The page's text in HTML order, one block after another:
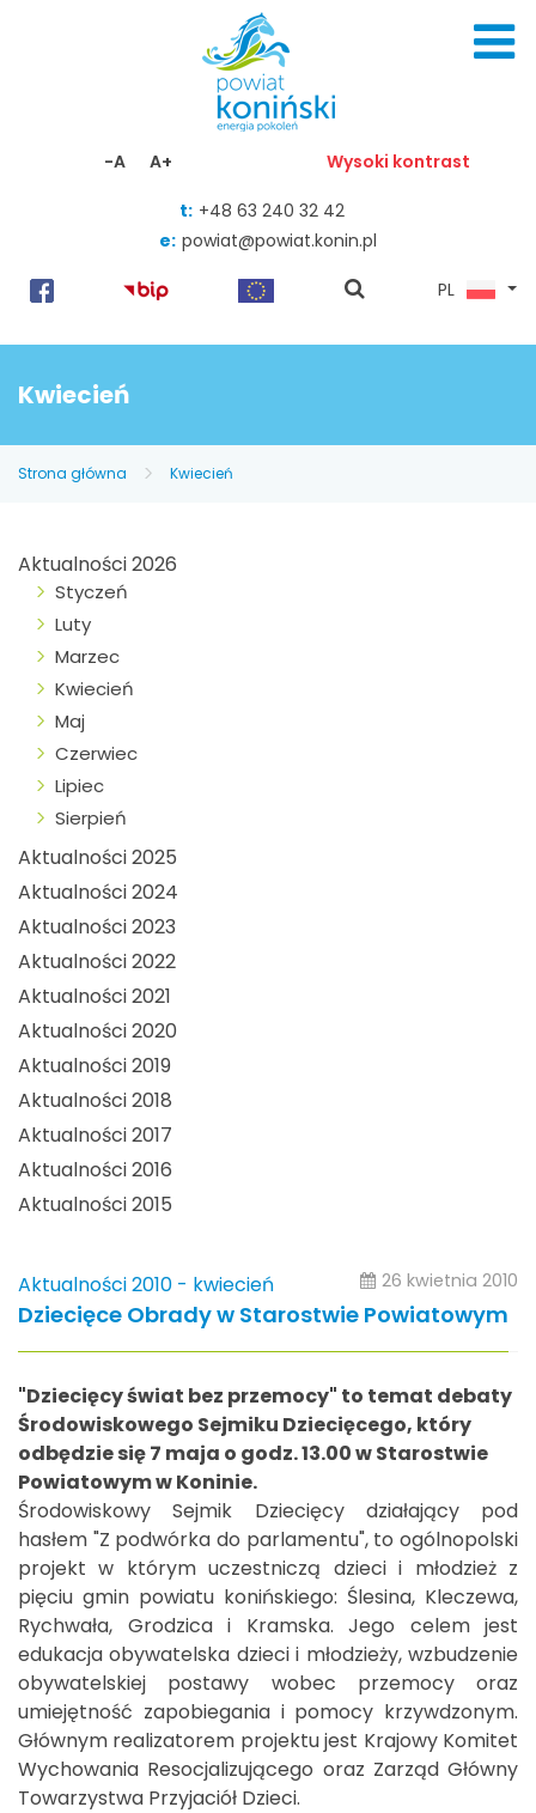
-A A+ Wysoki kontrast
t: +48 63 240 32 42
e: powiat@powiat.konin.pl
pokaż
PL
Kwiecień
Strona główna Kwiecień
Aktualności 2026
Styczeń
Luty
Marzec
Kwiecień
Maj
Czerwiec
Lipiec
Sierpień
Aktualności 2025
Aktualności 2024
Aktualności 2023
Aktualności 2022
Aktualności 2021
Aktualności 2020
Aktualności 2019
Aktualności 2018
Aktualności 2017
Aktualności 2016
Aktualności 2015
Aktualności 2010 - kwiecień 26 kwietnia 2010
Dziecięce Obrady w Starostwie Powiatowym
"Dziecięcy świat bez przemocy" to temat debaty
Środowiskowego Sejmiku Dziecięcego, który
odbędzie się 7 maja o godz. 13.00 w Starostwie
Powiatowym w Koninie.
Środowiskowy Sejmik Dziecięcy działający pod
hasłem "Z podwórka do parlamentu", to ogólnopolski
projekt w którym uczestniczą dzieci i młodzież z
pięciu gmin powiatu konińskiego: Ślesina, Kleczewa,
Rychwała, Grodzica i Kramska. Jego celem jest
edukacja obywatelska dzieci i młodzieży, wzbudzenie
obywatelskiej postawy wobec przemocy oraz
umiejętność zapobiegania i pomocy krzywdzonym.
Głównym realizatorem projektu jest Krajowy Komitet
Wychowania Resocjalizującego oraz Zarząd Główny
Towarzystwa Przyjaciół Dzieci.